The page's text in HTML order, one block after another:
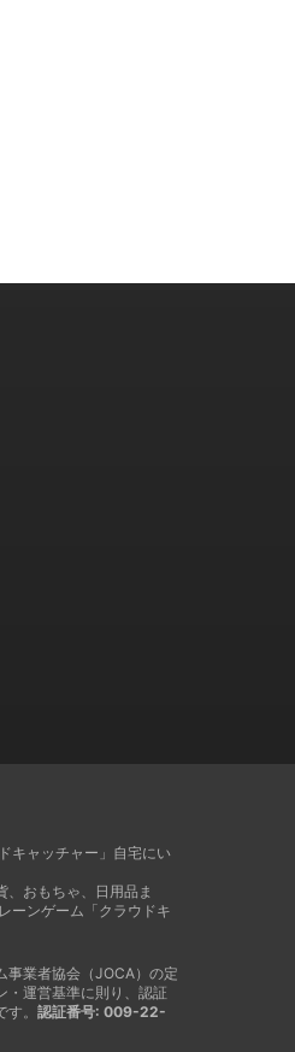
キャッチャー」自宅にい
、おもちゃ、日用品ま
ーンゲーム「クラウドキ
事業者協会（JOCA）の定
・運営基準に則り、認証
。 認証番号: 009-22-